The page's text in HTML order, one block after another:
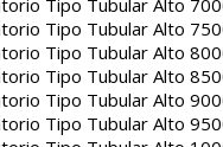
Tipo Tubular Alto
Tipo Tubular Alto
Tipo Tubular Alto
Tipo Tubular Alto
Tipo Tubular Alto
Tipo Tubular Alto